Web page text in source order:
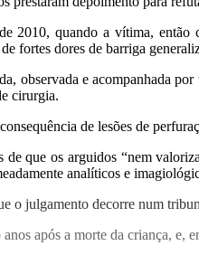
2010, quando a vítima,
fortes dores de barriga
observada e acompanhada
cirurgia.
de lesões de
que os arguidos “nem
analíticos e
o julgamento decorre num
após a morte da criança,